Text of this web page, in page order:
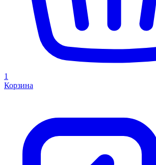
1
Корзина